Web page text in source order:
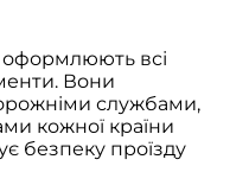
оформлюють всі
Вони
службами,
кожної країни
безпеку проїзду